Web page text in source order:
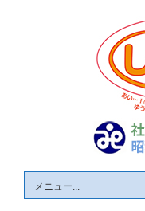
メニュー...